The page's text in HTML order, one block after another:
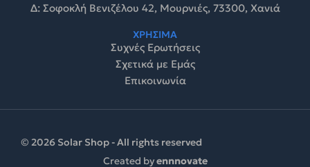
Δ: Σοφοκλή Βενιζέλου 42, Μουρνιές, 73300, Χανιά
ΧΡΗΣΙΜΑ
Συχνές Ερωτήσεις
Σχετικά με Εμάς
Επικοινωνία
© 2026 Solar Shop - All rights reserved
Created byennnovate